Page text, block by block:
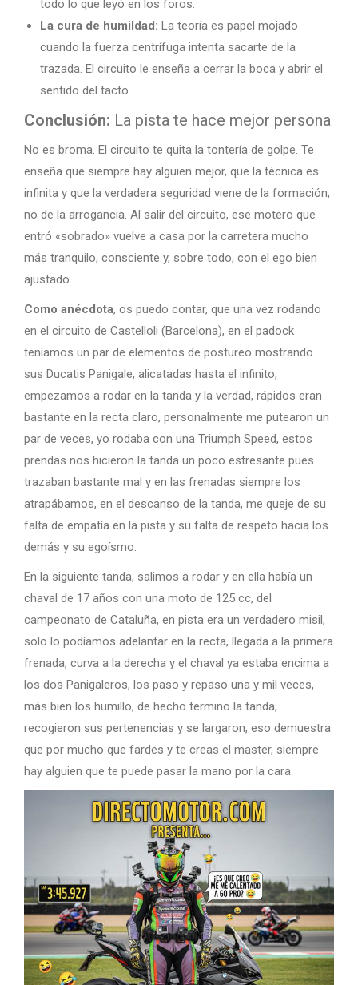
todo lo que leyó en los foros.
La cura de humildad: La teoría es papel mojado
cuando la fuerza centrífuga intenta sacarte de la
trazada. El circuito le enseña a cerrar la boca y abrir el
sentido del tacto.
Conclusión: La pista te hace mejor persona
No es broma. El circuito te quita la tontería de golpe. Te
enseña que siempre hay alguien mejor, que la técnica es
infinita y que la verdadera seguridad viene de la formación,
no de la arrogancia. Al salir del circuito, ese motero que
entró «sobrado» vuelve a casa por la carretera mucho
más tranquilo, consciente y, sobre todo, con el ego bien
ajustado.
Como anécdota, os puedo contar, que una vez rodando
en el circuito de Castelloli (Barcelona), en el padock
teníamos un par de elementos de postureo mostrando
sus Ducatis Panigale, alicatadas hasta el infinito,
empezamos a rodar en la tanda y la verdad, rápidos eran
bastante en la recta claro, personalmente me putearon un
par de veces, yo rodaba con una Triumph Speed, estos
prendas nos hicieron la tanda un poco estresante pues
trazaban bastante mal y en las frenadas siempre los
atrapábamos, en el descanso de la tanda, me queje de su
falta de empatía en la pista y su falta de respeto hacia los
demás y su egoísmo.
En la siguiente tanda, salimos a rodar y en ella había un
chaval de 17 años con una moto de 125 cc, del
campeonato de Cataluña, en pista era un verdadero misil,
solo lo podíamos adelantar en la recta, llegada a la primera
frenada, curva a la derecha y el chaval ya estaba encima a
los dos Panigaleros, los paso y repaso una y mil veces,
más bien los humillo, de hecho termino la tanda,
recogieron sus pertenencias y se largaron, eso demuestra
que por mucho que fardes y te creas el master, siempre
hay alguien que te puede pasar la mano por la cara.